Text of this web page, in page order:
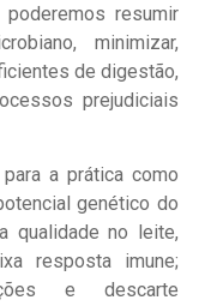
resumir
minimizar,
de digestão,
prejudiciais
a prática como
genético do
qualidade no leite,
resposta imune;
e descarte